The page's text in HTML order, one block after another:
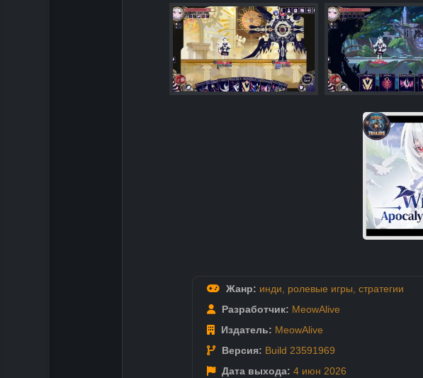
Жанр: инди, ролевые игры, стратегии
Разработчик: MeowAlive
Издатель: MeowAlive
Версия: Build 23591969
Дата выхода: 4 июн 2026